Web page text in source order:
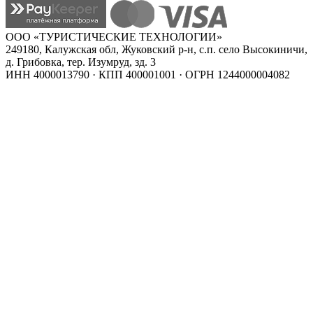
ООО «ТУРИСТИЧЕСКИЕ ТЕХНОЛОГИИ»
249180, Калужская обл, Жуковский р-н, с.п. село Высокиничи,
д. Грибовка, тер. Изумруд, зд. 3
ИНН 4000013790 · КПП 400001001 · ОГРН 1244000004082